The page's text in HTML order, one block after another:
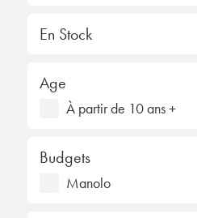
En Stock
Age
À partir de 10 ans +
Budgets
Manolo